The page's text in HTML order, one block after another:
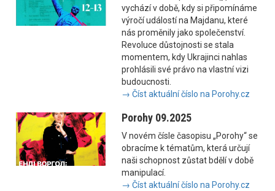
vychází v době, kdy si připomínáme
výročí událostí na Majdanu, které
nás proměnily jako společenství.
Revoluce důstojnosti se stala
momentem, kdy Ukrajinci nahlas
prohlásili své právo na vlastní vizi
budoucnosti.
→ Číst aktuální číslo na Porohy.cz
Porohy 09.2025
V novém čísle časopisu „Porohy“ se
obracíme k tématům, která určují
naši schopnost zůstat bdělí v době
manipulací.
→ Číst aktuální číslo na Porohy.cz